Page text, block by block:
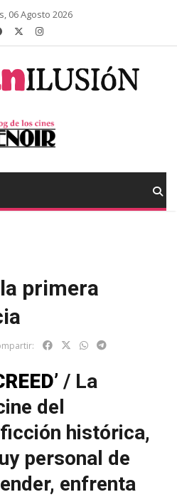
06 Agosto 2026
primera
/ La
del
histórica,
personal de
enfrenta